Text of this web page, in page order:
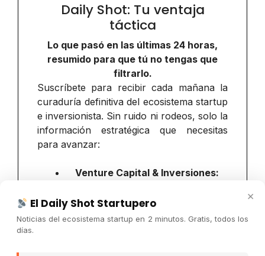
Daily Shot: Tu ventaja
táctica
Lo que pasó en las últimas 24 horas,
resumido para que tú no tengas que
filtrarlo.
Suscríbete para recibir cada mañana la
curaduría definitiva del ecosistema startup
e inversionista. Sin ruido ni rodeos, solo la
información estratégica que necesitas
para avanzar:
Venture Capital & Inversiones:
capital.
IA & Tecnología:Tendencias, Web3
×
El Daily Shot Startupero
Noticias del ecosistema startup en 2 minutos. Gratis, todos los
días.